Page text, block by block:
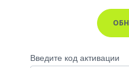
Введите код активации